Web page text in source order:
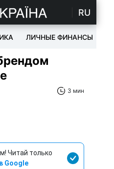
RU
ЛИЧНЫЕ ФИНАНСЫ
3 мин
Читай только
Google